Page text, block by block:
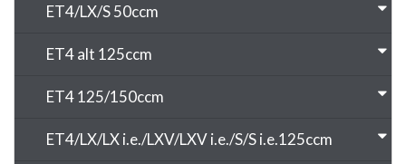
ET4/LX/S 50ccm
ET4 alt 125ccm
ET4 125/150ccm
ET4/LX/LX i.e./LXV/LXV i.e./S/S i.e.125ccm